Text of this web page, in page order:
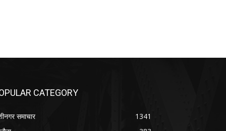
CATEGORY
समाचार
1341